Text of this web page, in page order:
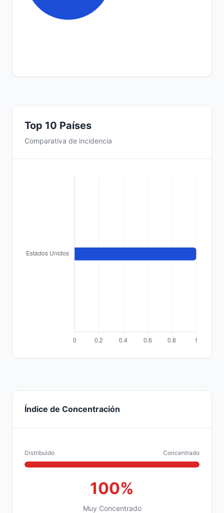
Top 10 Países
Comparativa de incidencia
Índice de Concentración
Distribuido Concentrado
100%
Muy Concentrado